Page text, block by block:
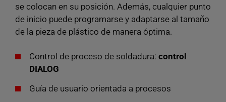
se colocan en su posición. Además, cualquier punto
de inicio puede programarse y adaptarse al tamaño
de la pieza de plástico de manera óptima.
Control de proceso de soldadura: control
DIALOG
Guía de usuario orientada a procesos